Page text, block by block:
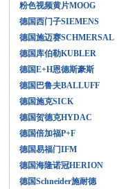
粉色视频黄片MOOG
德国西门子SIEMENS
德国施迈赛SCHMERSAL
德国库伯勒KUBLER
德国E+H恩德斯豪斯
德国巴鲁夫BALLUFF
德国施克SICK
德国贺德克HYDAC
德国倍加福P+F
德国易福门IFM
德国海隆诺冠HERION
德国Schneider施耐德